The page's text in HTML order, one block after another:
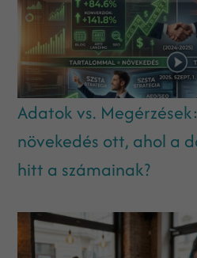
Adatok vs.
növekedés ott, ahol a
hitt a számainak?